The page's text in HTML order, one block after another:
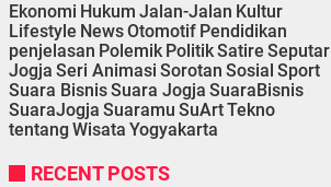
Ekonomi Hukum Jalan-Jalan Kultur
Lifestyle NewsOtomotif Pendidikan
penjelasan Polemik PolitikSatire Seputar
Jogja Seri Animasi Sorotan Sosial Sport
Suara BisnisSuara Jogja SuaraBisnis
SuaraJogja Suaramu SuArtTekno
tentang Wisata Yogyakarta
RECENT POSTS